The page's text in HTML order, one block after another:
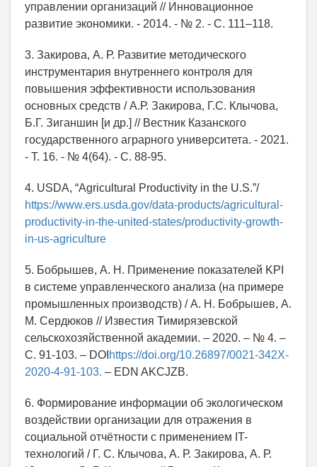
управлении организаций // Инновационное
развитие экономики. - 2014. - № 2. - С. 111–118.
3. Закирова, А. Р. Развитие методического
инструментария внутреннего контроля для
повышения эффективности использования
основных средств / А.Р. Закирова, Г.С. Клычова,
Б.Г. Зиганшин [и др.] // Вестник Казанского
государственного аграрного университета. - 2021.
- Т. 16. - № 4(64). - С. 88-95.
4. USDA, “Agricultural Productivity in the U.S.”/
https://www.ers.usda.gov/data-products/agricultural-
productivity-in-the-united-states/productivity-growth-
in-us-agriculture
5. Бобрышев, А. Н. Применение показателей KPI
в системе управленческого анализа (на примере
промышленных производств) / А. Н. Бобрышев, А.
М. Сердюков // Известия Тимирязевской
сельскохозяйственной академии. – 2020. – № 4. –
С. 91-103. – DOI https://doi.org/10.26897/0021-342X-
2020-4-91-103. – EDN AKCJZB.
6. Формирование информации об экологическом
воздействии организации для отражения в
социальной отчётности с применением IT-
технологий / Г. С. Клычова, А. Р. Закирова, А. Р.